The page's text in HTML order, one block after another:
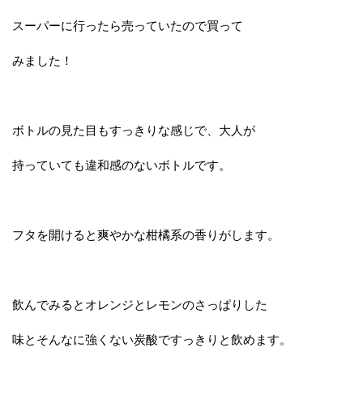
スーパーに行ったら売っていたので買って
みました！
ボトルの見た目もすっきりな感じで、大人が
持っていても違和感のないボトルです。
フタを開けると爽やかな柑橘系の香りがします。
飲んでみるとオレンジとレモンのさっぱりした
味とそんなに強くない炭酸ですっきりと飲めます。